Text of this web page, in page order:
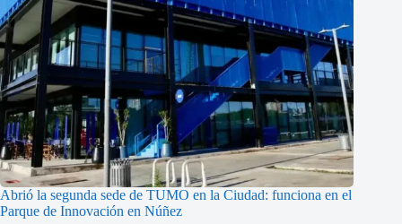
Abrió la segunda sede de TUMO en la Ciudad: funciona en el
Parque de Innovación en Núñez